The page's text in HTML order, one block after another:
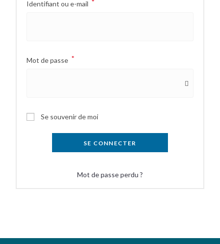
Identifiant ou e-mail *
Mot de passe *
Se souvenir de moi
SE CONNECTER
Mot de passe perdu ?